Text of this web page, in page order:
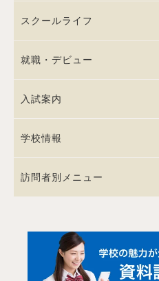
スクールライフ
就職・デビュー
入試案内
学校情報
訪問者別メニュー